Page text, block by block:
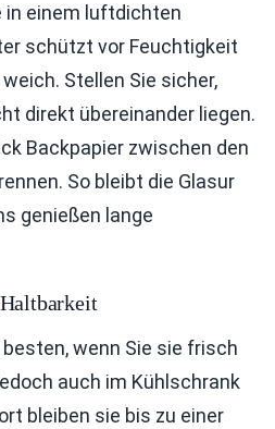
in einem luftdichten
schützt vor Feuchtigkeit
Stellen Sie sicher,
direkt übereinander liegen.
Backpapier zwischen den
So bleibt die Glasur
genießen lange
wenn Sie sie frisch
auch im Kühlschrank
bleiben sie bis zu einer